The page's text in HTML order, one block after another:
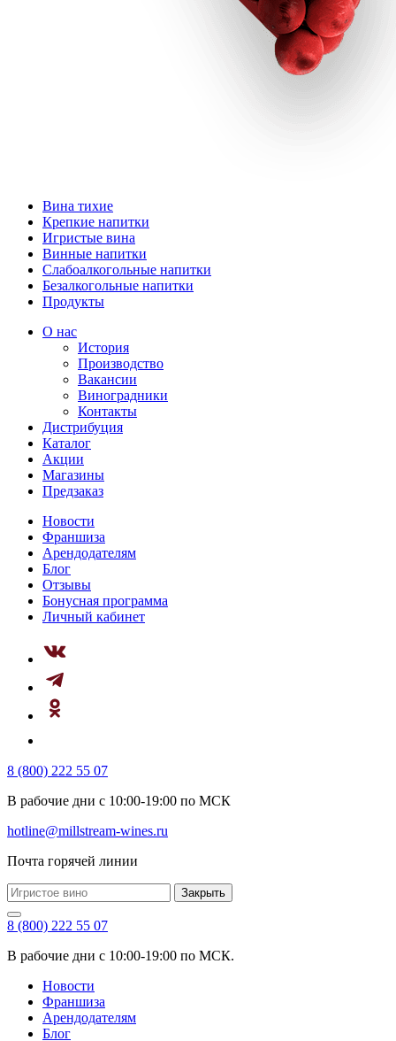
Вина тихие
Крепкие напитки
Игристые вина
Винные напитки
Слабоалкогольные напитки
Безалкогольные напитки
Продукты
О нас
История
Производство
Вакансии
Виноградники
Контакты
Дистрибуция
Каталог
Акции
Магазины
Предзаказ
Новости
Франшиза
Арендодателям
Блог
Отзывы
Бонусная программа
Личный кабинет
8 (800) 222 55 07
В рабочие дни с 10:00-19:00 по МСК
hotline@millstream-wines.ru
Почта горячей линии
Закрыть
8 (800) 222 55 07
В рабочие дни с 10:00-19:00 по МСК.
Новости
Франшиза
Арендодателям
Блог